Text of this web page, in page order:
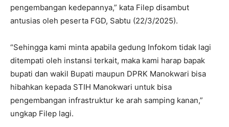
pengembangan kedepannya,” kata Filep disambut
antusias oleh peserta FGD, Sabtu (22/3/2025).
“Sehingga kami minta apabila gedung Infokom tidak lagi
ditempati oleh instansi terkait, maka kami harap bapak
bupati dan wakil Bupati maupun DPRK Manokwari bisa
hibahkan kepada STIH Manokwari untuk bisa
pengembangan infrastruktur ke arah samping kanan,”
ungkap Filep lagi.